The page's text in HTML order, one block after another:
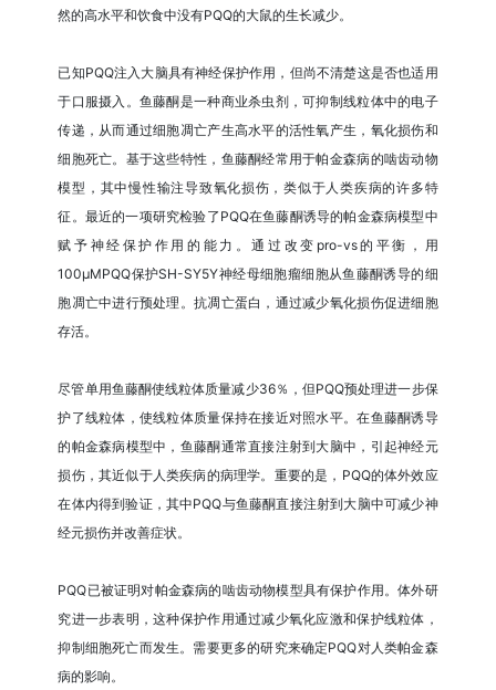
然的高水平和饮食中没有PQQ的大鼠的生长减少。
已知PQQ注入大脑具有神经保护作用，但尚不清楚这是否也适用
于口服摄入。鱼藤酮是一种商业杀虫剂，可抑制线粒体中的电子
传递，从而通过细胞凋亡产生高水平的活性氧产生，氧化损伤和
细胞死亡。基于这些特性，鱼藤酮经常用于帕金森病的啮齿动物
模型，其中慢性输注导致氧化损伤，类似于人类疾病的许多特
征。最近的一项研究检验了PQQ在鱼藤酮诱导的帕金森病模型中
赋予神经保护作用的能力。通过改变pro-vs的平衡，用
100μMPQQ保护SH-SY5Y神经母细胞瘤细胞从鱼藤酮诱导的细
胞凋亡中进行预处理。抗凋亡蛋白，通过减少氧化损伤促进细胞
存活。
尽管单用鱼藤酮使线粒体质量减少36％，但PQQ预处理进一步保
护了线粒体，使线粒体质量保持在接近对照水平。在鱼藤酮诱导
的帕金森病模型中，鱼藤酮通常直接注射到大脑中，引起神经元
损伤，其近似于人类疾病的病理学。重要的是，PQQ的体外效应
在体内得到验证，其中PQQ与鱼藤酮直接注射到大脑中可减少神
经元损伤并改善症状。
PQQ已被证明对帕金森病的啮齿动物模型具有保护作用。体外研
究进一步表明，这种保护作用通过减少氧化应激和保护线粒体，
抑制细胞死亡而发生。需要更多的研究来确定PQQ对人类帕金森
病的影响。